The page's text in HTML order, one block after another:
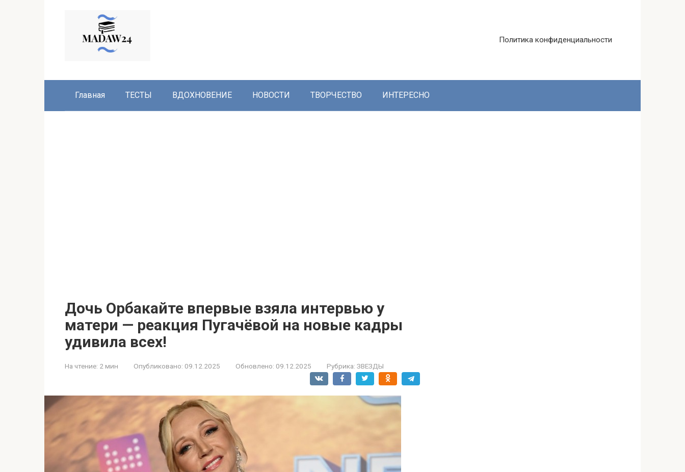
Политика конфиденциальности
Главная ТЕСТЫ ВДОХНОВЕНИЕ НОВОСТИ ТВОРЧЕСТВО ИНТЕРЕСНО
Дочь Орбакайте впервые взяла интервью у
матери — реакция Пугачёвой на новые кадры
удивила всех!
На чтение: 2 мин Опубликовано: 09.12.2025 Обновлено: 09.12.2025 Рубрика: ЗВЕЗДЫ